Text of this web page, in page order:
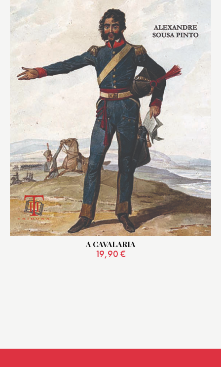
A CAVALARIA
19,90 €